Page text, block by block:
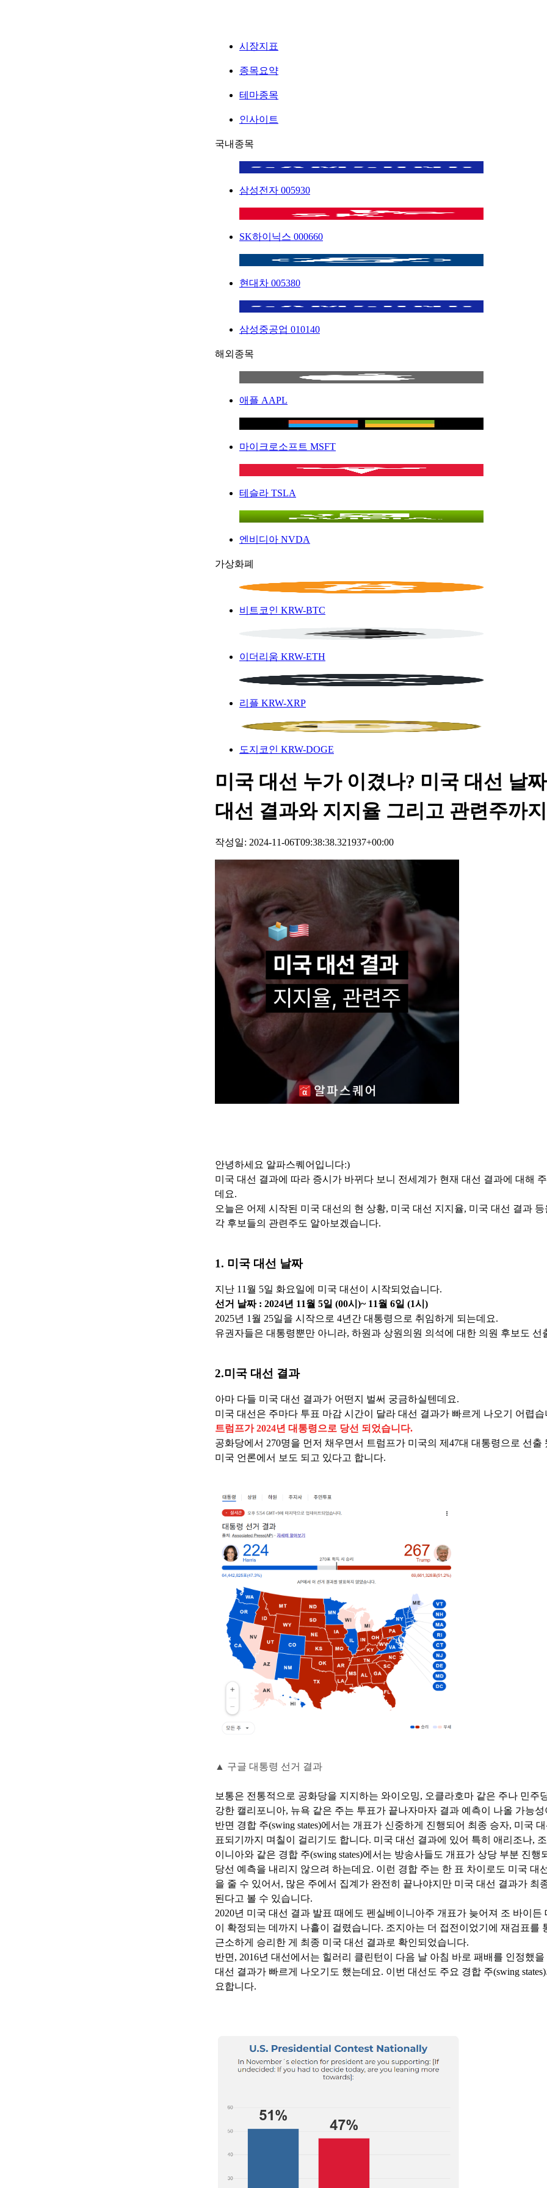
시장지표
종목요약
테마종목
인사이트
국내종목
삼성전자 005930
SK하이닉스 000660
현대차 005380
삼성중공업 010140
해외종목
애플 AAPL
마이크로소프트 MSFT
테슬라 TSLA
엔비디아 NVDA
가상화폐
비트코인 KRW-BTC
이더리움 KRW-ETH
리플 KRW-XRP
도지코인 KRW-DOGE
미국 대선 누가 이겼나? 미국 대선 날
대선 결과와 지지율 그리고 관련주까
작성일: 2024-11-06T09:38:38.321937+00:00
안녕하세요 알파스퀘어입니다:)
미국 대선 결과에 따라 증시가 바뀌다 보니 전세계가 현재 대선 결과에 대해
데요.
오늘은 어제 시작된 미국 대선의 현 상황, 미국 대선 지지율, 미국 대선 결과
각 후보들의 관련주도 알아보겠습니다.
1. 미국 대선 날짜
지난 11월 5일 화요일에 미국 대선이 시작되었습니다.
선거 날짜 : 2024년 11월 5일 (00시)~ 11월 6일 (1시)
2025년 1월 25일을 시작으로 4년간 대통령으로 취임하게 되는데요.
유권자들은 대통령뿐만 아니라, 하원과 상원의원 의석에 대한 의원 후보도 선
2.미국 대선 결과
아마 다들 미국 대선 결과가 어떤지 벌써 궁금하실텐데요.
미국 대선은 주마다 투표 마감 시간이 달라 대선 결과가 빠르게 나오기 어렵
트럼프가 2024년 대통령으로 당선 되었습니다.
공화당에서 270명을 먼저 채우면서 트럼프가 미국의 제47대 대통령으로 선출
미국 언론에서 보도 되고 있다고 합니다.
▲ 구글 대통령 선거 결과
보통은 전통적으로 공화당을 지지하는 와이오밍, 오클라호마 같은 주나 민주
강한 캘리포니아, 뉴욕 같은 주는 투표가 끝나자마자 결과 예측이 나올 가능성
반면 경합 주(swing states)에서는 개표가 신중하게 진행되어 최종 승자, 미국
표되기까지 며칠이 걸리기도 합니다. 미국 대선 결과에 있어 특히 애리조나,
이니아와 같은 경합 주(swing states)에서는 방송사들도 개표가 상당 부분 진행
당선 예측을 내리지 않으려 하는데요. 이런 경합 주는 한 표 차이로도 미국 대
을 줄 수 있어서, 많은 주에서 집계가 완전히 끝나야지만 미국 대선 결과가 최
된다고 볼 수 있습니다.
2020년 미국 대선 결과 발표 때에도 펜실베이니아주 개표가 늦어져 조 바이든
이 확정되는 데까지 나흘이 걸렸습니다. 조지아는 더 접전이었기에 재검표를
근소하게 승리한 게 최종 미국 대선 결과로 확인되었습니다.
반면, 2016년 대선에서는 힐러리 클린턴이 다음 날 아침 바로 패배를 인정했
대선 결과가 빠르게 나오기도 했는데요. 이번 대선도 주요 경합 주(swing
요합니다.